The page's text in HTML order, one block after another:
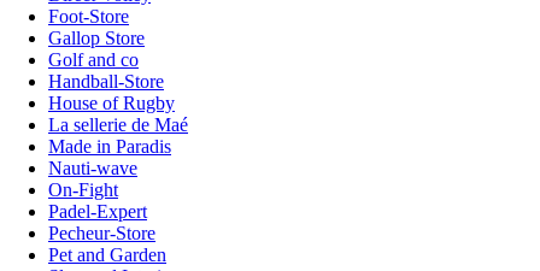
Foot-Store
Gallop Store
Golf and co
Handball-Store
House of Rugby
La sellerie de Maé
Made in Paradis
Nauti-wave
On-Fight
Padel-Expert
Pecheur-Store
Pet and Garden